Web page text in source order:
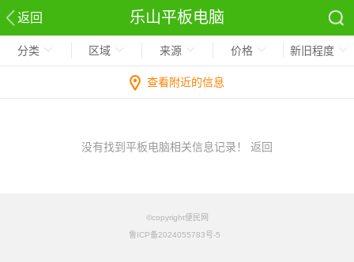
返回 乐山平板电脑
分类 区域 来源 价格 新旧程度
查看附近的信息
没有找到平板电脑相关信息记录！ 返回
©copyright便民网
鲁ICP备2024055783号-5